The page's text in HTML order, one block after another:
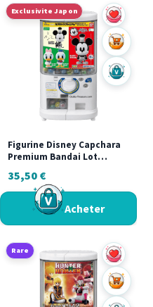
panier
sur Vinted
Exclusivite Japon
Ajouter
Acheter
Figurine Disney Capchara
Premium Bandai Lot
Daisy Gashapon Japon
35,50 €
Acheter
panier
Rare
Ajouter